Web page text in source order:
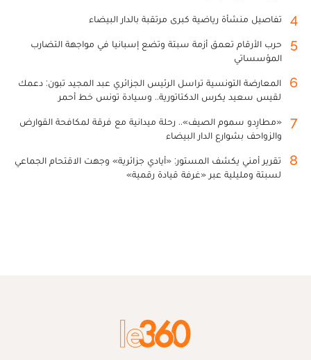
4 تفاصيل منشأة رياضية كبرى مرتقبة بالدار البيضاء
5
حرب الأرقام تعمق أزمة سبتة وتضع إسبانيا في مواجهة التضارب
المؤسساتي
6
المعارضة التونسية تراسل الرئيس الجزائري عبد المجيد تبون: دعمك
لقيس سعيد يكرس الدكتاتورية.. وسيادة تونس خط أحمر
7
«مطارِدو سموم الصيف».. رحلة ميدانية مع فرقة لمكافحة القوارض
والزواحف بشوارع الدار البيضاء
8
تقرير أمني يكشف المستور: «أيادي جزائرية» وجهت الاقتحام الجماعي
لسبتة ومليلية عبر «غرفة قيادة رقمية»